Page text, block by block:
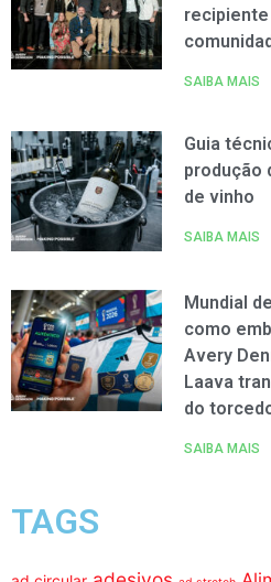
SAIBA MAIS
Guia
produção
de vinho
SAIBA MAIS
Mundial
como
Avery
Laava
do
SAIBA MAIS
TAGS